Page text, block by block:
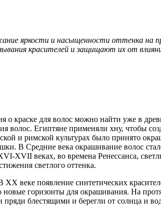
яркости и насыщенности оттенка на
красителей и защищают их от
о краске для волос можно найти уже в
волос. Египтяне применяли хну, чтобы
и римской культурах было принято
В Средние века окрашивание волос
XVII веках, во времена Ренессанса,
светлого оттенка.
веке появление синтетических
горизонты для окрашивания. На
пряди блестящими и берегли от солнца и